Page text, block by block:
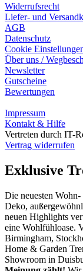
Widerrufsrecht
Liefer- und
AGB
Datenschutz
Cookie
Über uns /
Newsletter
Gutscheine
Bewertungen
Impressum
Kontakt & Hilfe
Vertreten durch IT-
Vertrag widerrufen
Exklusive
Die neuesten
Deko,
neuen Highlights
eine Wohlfühloase.
Birmingham,
Home & Garden
Showroom in